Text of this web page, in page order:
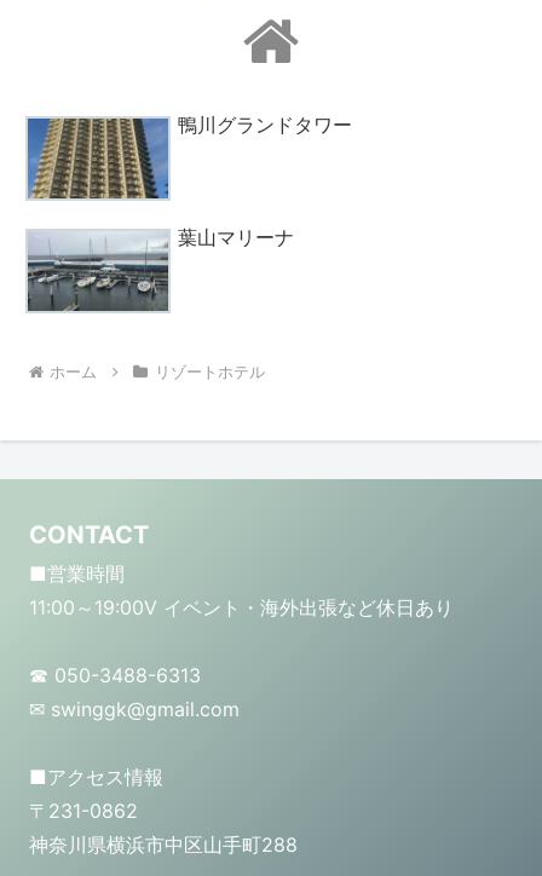
鴨川グランドタワー
葉山マリーナ
ホーム リゾートホテル
CONTACT
■営業時間
11:00～19:00V イベント・海外出張など休日あり
☎ 050-3488-6313
✉ swinggk@gmail.com
■アクセス情報
〒231-0862
神奈川県横浜市中区山手町288